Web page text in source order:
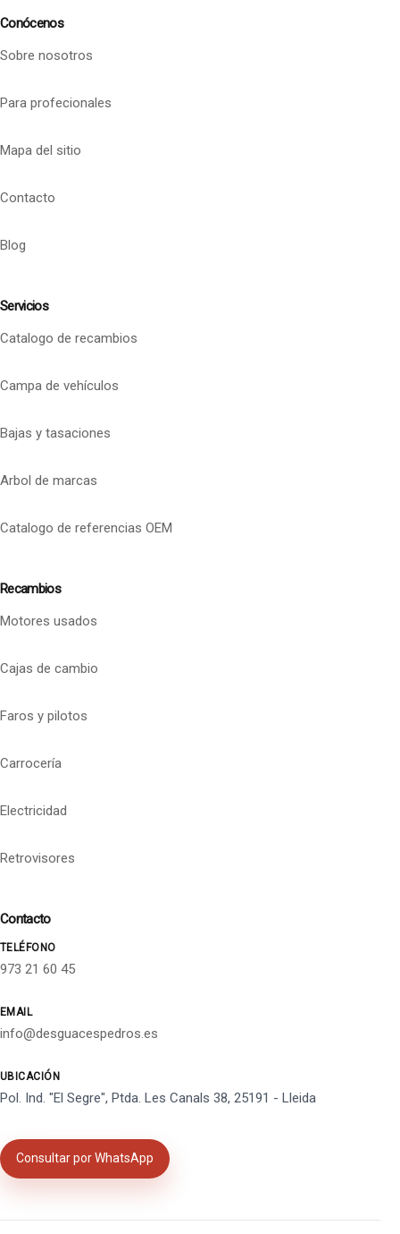
Conócenos
Sobre nosotros
Para profecionales
Mapa del sitio
Contacto
Blog
Servicios
Catalogo de recambios
Campa de vehículos
Bajas y tasaciones
Arbol de marcas
Catalogo de referencias OEM
Recambios
Motores usados
Cajas de cambio
Faros y pilotos
Carrocería
Electricidad
Retrovisores
Contacto
TELÉFONO
973 21 60 45
EMAIL
info@desguacespedros.es
UBICACIÓN
Pol. Ind. "El Segre", Ptda. Les Canals 38, 25191 - Lleida
Consultar por WhatsApp